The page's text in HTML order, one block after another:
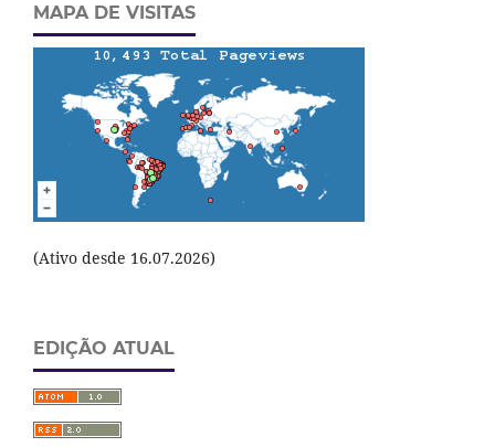
MAPA DE VISITAS
(Ativo desde 16.07.2026)
EDIÇÃO ATUAL